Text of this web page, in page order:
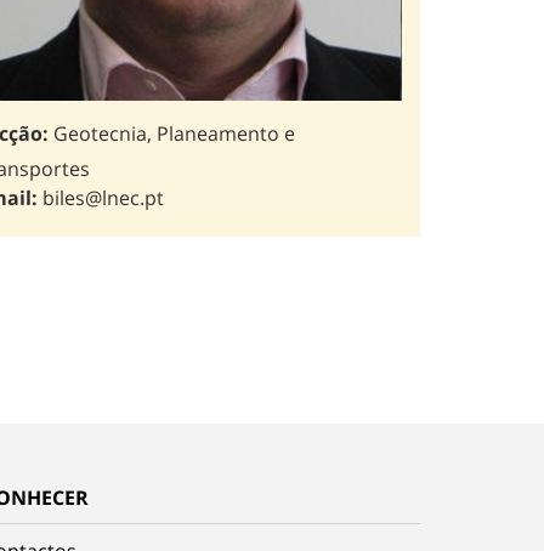
Geotecnia, Planeamento e
biles@lnec.pt